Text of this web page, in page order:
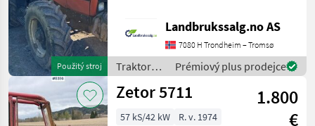
Použitý stroj
number upon request: 4735
See
en.landbrukssalg.no/4735
for more images
Specification
Landbrukssalg.no AS
7080 H Trondheim – Tromsø
Traktory /
Zetor
Prémiový plus prodejce
Zetor 5711
1.800
€
57 kS/42 kW R. v. 1974